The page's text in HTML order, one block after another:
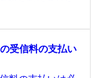
受信料の支払い